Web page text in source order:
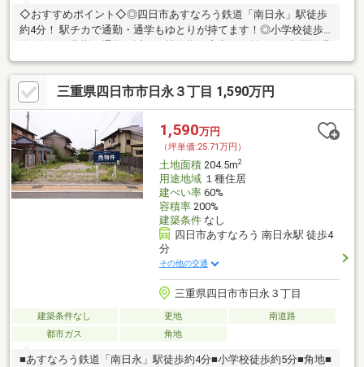
◇おすすめポイント◇◎四日市あすなろう鉄道「南日永」駅徒歩
約4分！ 駅チカで通勤・通学もゆとりが持てます！◎小学校徒歩
境◇小中学校近くでお子様の通学も安心♪・日永カヨーまで徒歩6
分(約470m)・カネスエまで徒歩12分(約890m)・ローソンまで徒歩
5分(約360m)・サンドラッグまで徒歩13分(約970m)・四日市日永
郵便局まで徒歩4分(約250m)・三十三銀行まで徒歩4分(約280m)・
四日市市立日永中央保育園まで徒歩7分(約550m)・日永小学校ま
で徒歩5分(約390m)
三重県四日市市日永３丁目 1,590万円
1,590万円
（坪単価:25.71万円）
土地面積204.5m2
用途地域１種住居
建ぺい率60%
容積率200%
建築条件なし
四日市あすなろう 南日永駅 徒歩4
分
その他の交通
三重県四日市市日永３丁目
建築条件なし 更地
南道路
都市ガス
角地
■あすなろう鉄道「南日永」駅徒歩約4分■小学校徒歩約5分■角地■